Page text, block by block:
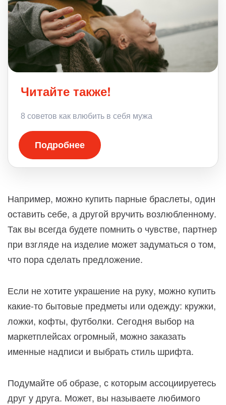
Читайте также!
8 советов как влюбить в себя мужа
Подробнее
Например, можно купить парные браслеты, один
оставить себе, а другой вручить возлюбленному.
Так вы всегда будете помнить о чувстве, партнер
при взгляде на изделие может задуматься о том,
что пора сделать предложение.
Если не хотите украшение на руку, можно купить
какие-то бытовые предметы или одежду: кружки,
ложки, кофты, футболки. Сегодня выбор на
маркетплейсах огромный, можно заказать
именные надписи и выбрать стиль шрифта.
Подумайте об образе, с которым ассоциируетесь
друг у друга. Может, вы называете любимого